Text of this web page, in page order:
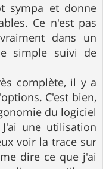
sympa et donne
Ce n'est pas
dans un
simple suivi de
complète, il y a
C'est bien,
du logiciel
une utilisation
voir la trace sur
dire ce que j'ai